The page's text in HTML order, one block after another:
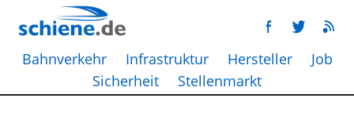
Bahnverkehr Infrastruktur Hersteller
Job
Sicherheit
Stellenmarkt